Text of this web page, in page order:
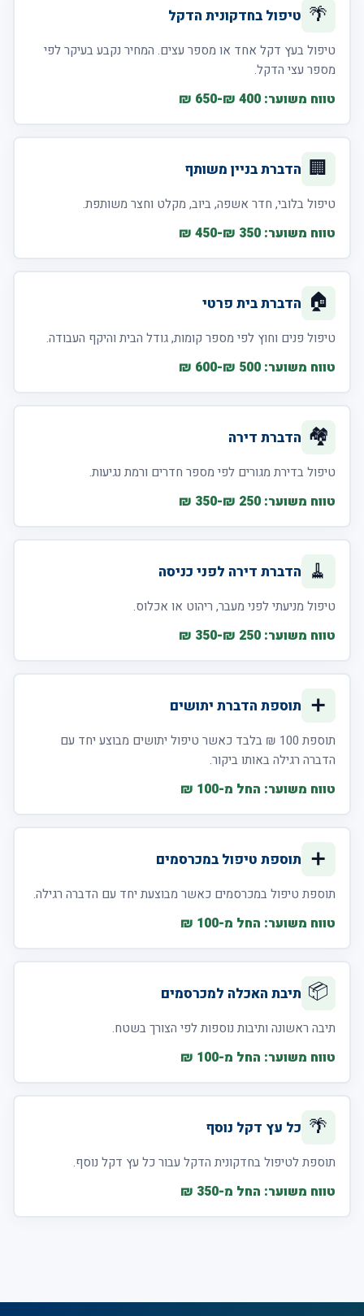
🌴 טיפול בחדקונית הדקל
טיפול בעץ דקל אחד או מספר עצים. המחיר נקבע בעיקר לפי
מספר עצי הדקל.
טווח משוער: 400 ₪-650 ₪
🏢 הדברת בניין משותף
טיפול בלובי, חדר אשפה, ביוב, מקלט וחצר משותפת.
טווח משוער: 350 ₪-450 ₪
🏠 הדברת בית פרטי
טיפול פנים וחוץ לפי מספר קומות, גודל הבית והיקף העבודה.
טווח משוער: 500 ₪-600 ₪
🏘️ הדברת דירה
טיפול בדירת מגורים לפי מספר חדרים ורמת נגיעות.
טווח משוער: 250 ₪-350 ₪
🧹 הדברת דירה לפני כניסה
טיפול מניעתי לפני מעבר, ריהוט או אכלוס.
טווח משוער: 250 ₪-350 ₪
➕ תוספת הדברת יתושים
תוספת 100 ₪ בלבד כאשר טיפול יתושים מבוצע יחד עם
הדברה רגילה באותו ביקור.
טווח משוער: החל מ-100 ₪
➕ תוספת טיפול במכרסמים
תוספת טיפול במכרסמים כאשר מבוצעת יחד עם הדברה רגילה.
טווח משוער: החל מ-100 ₪
📦 תיבת האכלה למכרסמים
תיבה ראשונה ותיבות נוספות לפי הצורך בשטח.
טווח משוער: החל מ-100 ₪
🌴 כל עץ דקל נוסף
תוספת לטיפול בחדקונית הדקל עבור כל עץ דקל נוסף.
טווח משוער: החל מ-350 ₪